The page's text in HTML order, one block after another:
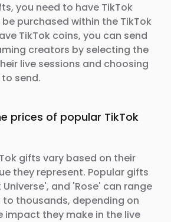
you need to have TikTok
purchased within the TikTok
TikTok coins, you can send
creators by selecting the
live sessions and choosing
send.
prices of popular TikTok
gifts vary based on their
they represent. Popular gifts
Universe', and 'Rose' can range
thousands, depending on
impact they make in the live